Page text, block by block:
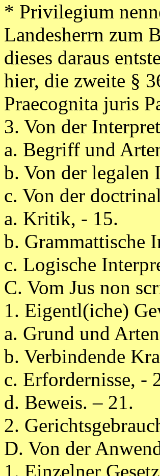
* Privilegium
Landesherrn zum
dieses daraus
hier, die zweite §
Praecognita juris
3. Von der
a. Begriff und
b. Von der legalen
c. Von der
a. Kritik, - 15.
b. Grammattische
c. Logische
C. Vom Jus non
1. Eigentl(iche)
a. Grund und
b. Verbindende
c. Erfordernisse, -
d. Beweis. – 21.
2.
D. Von der
1. Einzelner